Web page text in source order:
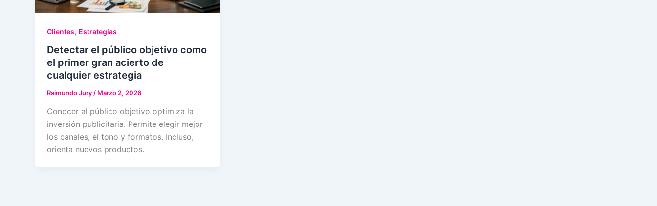
Clientes, Estrategias
Detectar el público objetivo como
el primer gran acierto de
cualquier estrategia
Raimundo Jury/ Marzo 2, 2026
Conocer al público objetivo optimiza la
inversión publicitaria. Permite elegir mejor
los canales, el tono y formatos. Incluso,
orienta nuevos productos.